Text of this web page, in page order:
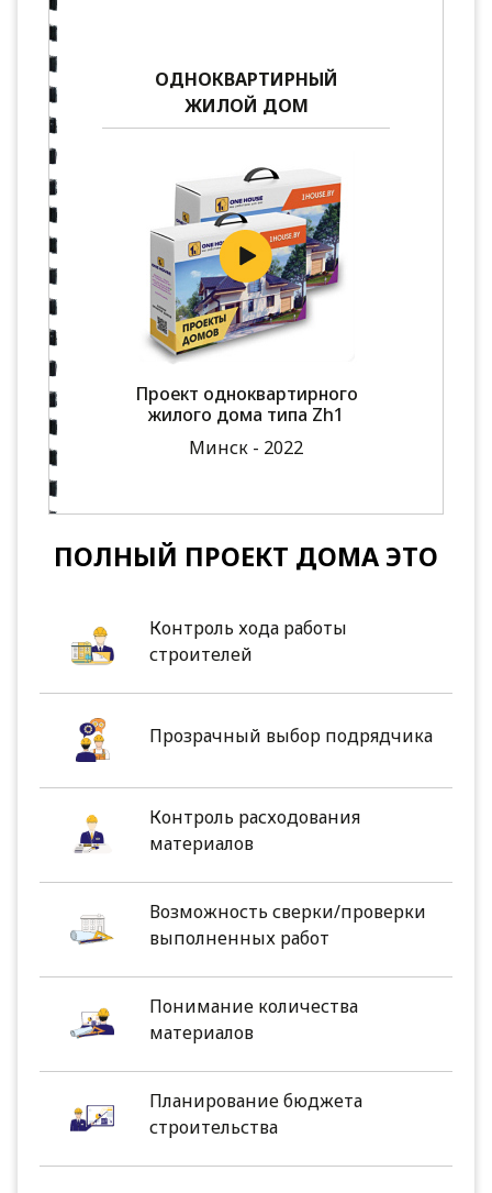
ОДНОКВАРТИРНЫЙ
ЖИЛОЙ ДОМ
Проект одноквартирного
жилого дома типа Zh1
Минск - 2022
ПОЛНЫЙ ПРОЕКТ ДОМА ЭТО
Контроль хода работы
строителей
Прозрачный выбор подрядчика
Контроль расходования
материалов
Возможность сверки/проверки
выполненных работ
Понимание количества
материалов
Планирование бюджета
строительства